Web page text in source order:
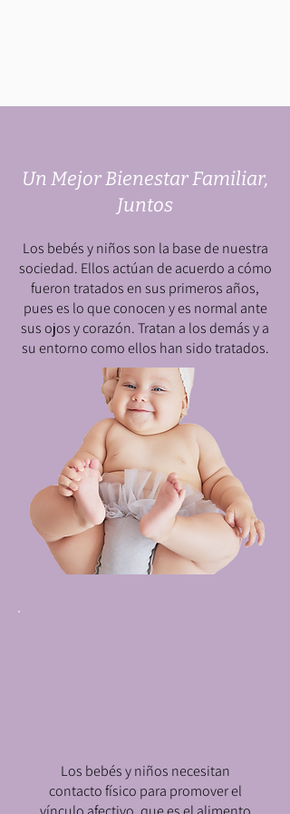
Un Mejor Bienestar Familiar,
Juntos
Los bebés y niños son la base de nuestra
sociedad. Ellos actúan de acuerdo a cómo
fueron tratados en sus primeros años,
pues es lo que conocen y es normal ante
sus ojos y corazón. Tratan a los demás y a
su entorno como ellos han sido tratados.
Los bebés y niños necesitan
contacto físico para promover el